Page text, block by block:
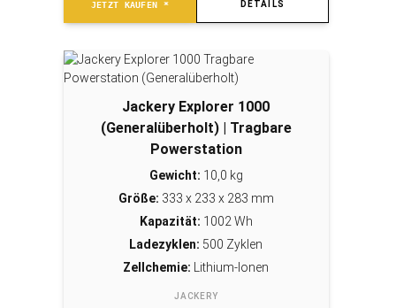
JETZT KAUFEN * DETAILS
Jackery Explorer 1000
(Generalüberholt) | Tragbare
Powerstation
Gewicht: 10,0 kg
Größe: 333 x 233 x 283 mm
Kapazität: 1002 Wh
Ladezyklen: 500 Zyklen
Zellchemie: Lithium-Ionen
JACKERY